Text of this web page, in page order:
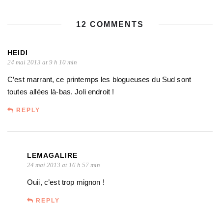
12 COMMENTS
HEIDI
24 mai 2013 at 9 h 10 min
C’est marrant, ce printemps les blogueuses du Sud sont
toutes allées là-bas. Joli endroit !
REPLY
LEMAGALIRE
24 mai 2013 at 16 h 57 min
Ouii, c’est trop mignon !
REPLY